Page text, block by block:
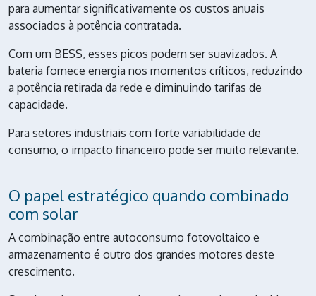
para aumentar significativamente os custos anuais
associados à potência contratada.
Com um BESS, esses picos podem ser suavizados. A
bateria fornece energia nos momentos críticos, reduzindo
a potência retirada da rede e diminuindo tarifas de
capacidade.
Para setores industriais com forte variabilidade de
consumo, o impacto financeiro pode ser muito relevante.
O papel estratégico quando combinado
com solar
A combinação entre autoconsumo fotovoltaico e
armazenamento é outro dos grandes motores deste
crescimento.